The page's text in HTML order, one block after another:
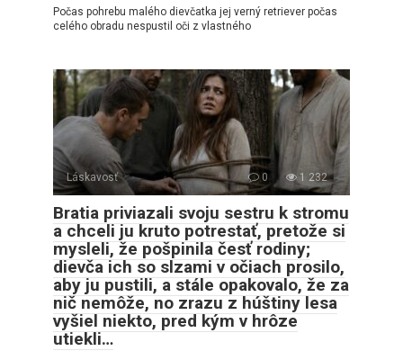
Počas pohrebu malého dievčatka jej verný retriever počas
celého obradu nespustil oči z vlastného
Láskavosť 0 1 232
Bratia priviazali svoju sestru k stromu
a chceli ju kruto potrestať, pretože si
mysleli, že pošpinila česť rodiny;
dievča ich so slzami v očiach prosilo,
aby ju pustili, a stále opakovalo, že za
nič nemôže, no zrazu z húštiny lesa
vyšiel niekto, pred kým v hrôze
utiekli…